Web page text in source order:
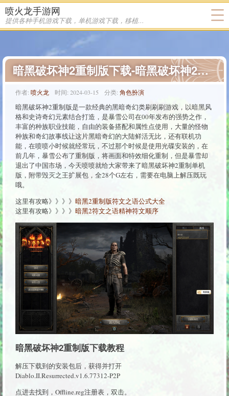
喷火龙手游网
提供各种手机游戏下载，单机游戏下载，移植游戏下载
暗黑破坏神2重制版下载-暗黑破坏神2重制版免安装中文破解版下载
作者: 喷火龙 时间: 2024-03-15 分类: 角色扮演
暗黑破坏神2重制版是一款经典的黑暗奇幻类刷刷刷游戏，以暗黑风
格和史诗奇幻元素结合打造，是暴雪公司在00年发布的强势之作，
丰富的种族职业技能，自由的装备搭配和属性点使用，大量的怪物
种族和奇幻故事线让这片黑暗奇幻的大陆鲜活无比，还有联机功
能，在喷喷小时候就经常玩，不过那个时候是使用光碟安装的，在
前几年，暴雪公布了重制版，将画面和特效细化重制，但是暴雪却
退出了中国市场，今天喷喷就给大家带来了暗黑破坏神2重制单机
版，附带毁灭之王扩展包，全28个G左右，需要在电脑上解压既玩
哦。
这里有攻略》》》》 暗黑2重制版符文之语公式大全
这里有攻略》》》》 暗黑2符文之语精神符文顺序
暗黑破坏神2重制版下载教程
解压下载到的安装包后，获得并打开
Diablo.II.Resurrected.v1.6.77312-P2P
点进去找到，Offline.reg注册表，双击。